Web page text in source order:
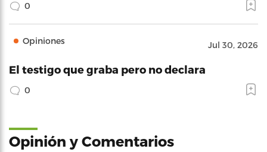
0
Opiniones Jul 30, 2026
El testigo que graba pero no declara
0
Opinión y Comentarios